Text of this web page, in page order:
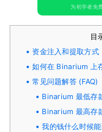
为初学者免
目
资金注入和提取方式
如何在 Binarium 上
常见问题解答 (FAQ)
Binarium 最低存
Binarium 最高存
我的钱什么时候